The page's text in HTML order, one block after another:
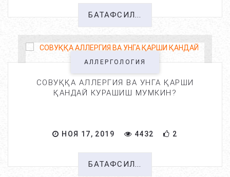
БАТАФСИЛ...
АЛЛЕРГОЛОГИЯ
СОВУҚҚА АЛЛЕРГИЯ ВА УНГА ҚАРШИ
ҚАНДАЙ КУРАШИШ МУМКИН?
НОЯ 17, 2019 4432 2
БАТАФСИЛ...